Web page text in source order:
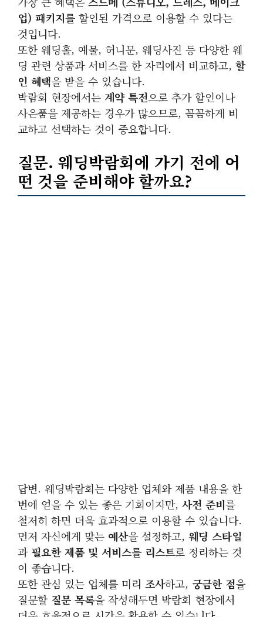
업) 패키지를 할인된 가격으로 이용할 수 있다는
것입니다.
또한 웨딩홀, 예물, 허니문, 웨딩사진 등 다양한 웨
딩 관련 상품과 서비스를 한 자리에서 비교하고, 할
인 혜택을 받을 수 있습니다.
박람회 현장에서는 계약 특전으로 추가 할인이나
사은품을 제공하는 경우가 많으므로, 꼼꼼하게 비
교하고 선택하는 것이 중요합니다.
질문. 웨딩박람회에 가기 전에 어
떤 것을 준비해야 할까요?
답변. 웨딩박람회는 다양한 업체와 제품 내용을 한
번에 얻을 수 있는 좋은 기회이지만, 사전 준비를
철저히 하면 더욱 효과적으로 이용할 수 있습니다.
먼저 자신에게 맞는 예산을 설정하고, 웨딩 스타일
과 필요한 제품 및 서비스를 리스트로 정리하는 것
이 좋습니다.
또한 관심 있는 업체를 미리 조사하고, 궁금한 점을
질문할 질문 목록을 작성해두면 박람회 현장에서